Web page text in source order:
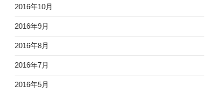
2016年10月
2016年9月
2016年8月
2016年7月
2016年5月